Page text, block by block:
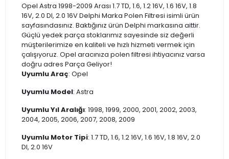
Opel Astra 1998-2009 Arası 1.7 TD, 1.6, 1.2 16V, 1.6 16V, 1.8
16V, 2.0 DI, 2.0 16V Delphi Marka Polen Filtresi isimli ürün
sayfasındasınız. Baktığınız ürün Delphi markasına aittir.
Güçlü yedek parça stoklarımız sayesinde siz değerli
müşterilerimize en kaliteli ve hızlı hizmeti vermek için
çalışıyoruz. Opel aracınıza polen filtresi ihtiyacınız varsa
doğru adres Parça Geliyor!
Uyumlu Araç: Opel
Uyumlu Model: Astra
Uyumlu Yıl Aralığı: 1998, 1999, 2000, 2001, 2002, 2003,
2004, 2005, 2006, 2007, 2008, 2009
Uyumlu Motor Tipi: 1.7 TD, 1.6, 1.2 16V, 1.6 16V, 1.8 16V, 2.0
DI, 2.0 16V